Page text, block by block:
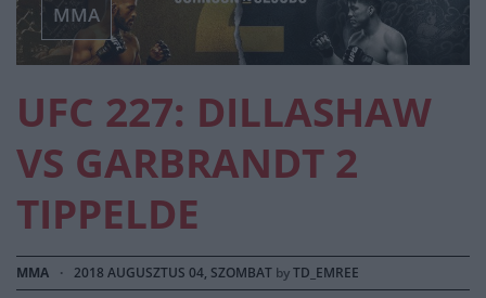
MMA
UFC 227: DILLASHAW
VS GARBRANDT 2
TIPPELDE
MMA · 2018 AUGUSZTUS 04, SZOMBAT byTD_EMREE